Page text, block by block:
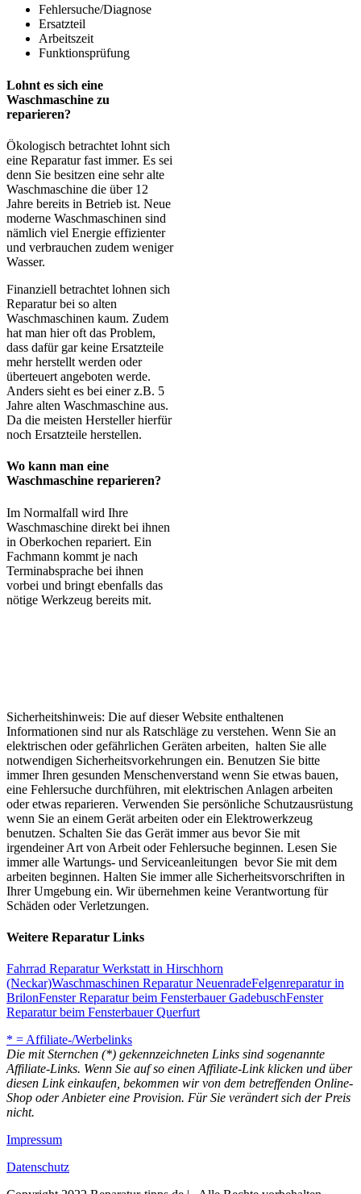
Fehlersuche/Diagnose
Ersatzteil
Arbeitszeit
Funktionsprüfung
Lohnt es sich eine
Waschmaschine zu
reparieren?
Ökologisch betrachtet lohnt sich
eine Reparatur fast immer. Es sei
denn Sie besitzen eine sehr alte
Waschmaschine die über 12
Jahre bereits in Betrieb ist. Neue
moderne Waschmaschinen sind
nämlich viel Energie effizienter
und verbrauchen zudem weniger
Wasser.
Finanziell betrachtet lohnen sich
Reparatur bei so alten
Waschmaschinen kaum. Zudem
hat man hier oft das Problem,
dass dafür gar keine Ersatzteile
mehr herstellt werden oder
überteuert angeboten werde.
Anders sieht es bei einer z.B. 5
Jahre alten Waschmaschine aus.
Da die meisten Hersteller hierfür
noch Ersatzteile herstellen.
Wo kann man eine
Waschmaschine reparieren?
Im Normalfall wird Ihre
Waschmaschine direkt bei ihnen
in Oberkochen repariert. Ein
Fachmann kommt je nach
Terminabsprache bei ihnen
vorbei und bringt ebenfalls das
nötige Werkzeug bereits mit.
Sicherheitshinweis: Die auf dieser Website enthaltenen
Informationen sind nur als Ratschläge zu verstehen. Wenn Sie an
elektrischen oder gefährlichen Geräten arbeiten, halten Sie alle
notwendigen Sicherheitsvorkehrungen ein. Benutzen Sie bitte
immer Ihren gesunden Menschenverstand wenn Sie etwas bauen,
eine Fehlersuche durchführen, mit elektrischen Anlagen arbeiten
oder etwas reparieren. Verwenden Sie persönliche Schutzausrüstung
wenn Sie an einem Gerät arbeiten oder ein Elektrowerkzeug
benutzen. Schalten Sie das Gerät immer aus bevor Sie mit
irgendeiner Art von Arbeit oder Fehlersuche beginnen. Lesen Sie
immer alle Wartungs- und Serviceanleitungen bevor Sie mit dem
arbeiten beginnen. Halten Sie immer alle Sicherheitsvorschriften in
Ihrer Umgebung ein. Wir übernehmen keine Verantwortung für
Schäden oder Verletzungen.
Weitere Reparatur Links
Fahrrad Reparatur Werkstatt in Hirschhorn
(Neckar)Waschmaschinen Reparatur NeuenradeFelgenreparatur in
BrilonFenster Reparatur beim Fensterbauer GadebuschFenster
Reparatur beim Fensterbauer Querfurt
* = Affiliate-/Werbelinks
Die mit Sternchen (*) gekennzeichneten Links sind sogenannte
Affiliate-Links. Wenn Sie auf so einen Affiliate-Link klicken und über
diesen Link einkaufen, bekommen wir von dem betreffenden Online-
Shop oder Anbieter eine Provision. Für Sie verändert sich der Preis
nicht.
Impressum
Datenschutz